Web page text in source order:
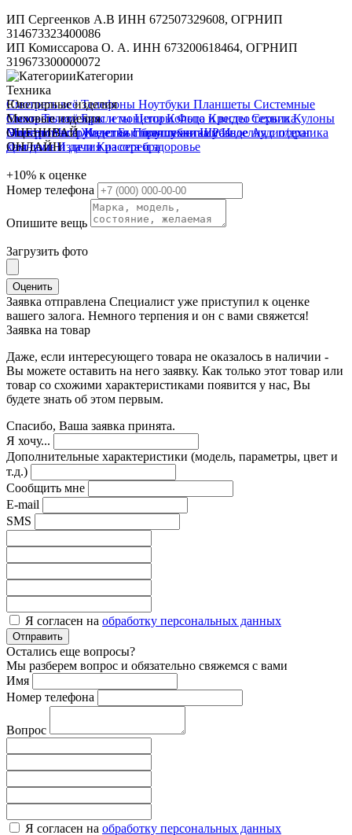
ИП Сергеенков А.В ИНН 672507329608, ОГРНИП
314673323400086
ИП Комиссарова О. А. ИНН 673200618464, ОГРНИП
319673300000072
Категории
Техника
Смотреть всёТелефоны Ноутбуки Планшеты Системные
блокиТелевизоры и мониторыФото и видео техника
ЭлектроинструментБытовая техникаРазноеАудиотехника
Для дома и дачиКрасота и здоровье
Ювелирные изделия
Смотреть всёБраслетыЦепиКольца КрестыСерьгиКулоны
МонетыЧасыИзделия с бриллиантамиИзделия с п/драг
камнямиИзделия из серебра
Меховые изделия
Смотреть всёЖилеткиПолушубкиШубы
ОЦЕНИВАЙ
ОНЛАЙН
+10% к оценке
Номер телефона
Опишите вещь
Загрузить фото
Оценить
Заявка отправлена Специалист уже приступил к оценке
вашего залога. Немного терпения и он с вами свяжется!
Заявка на товар
Даже, если интересующего товара не оказалось в наличии -
Вы можете оставить на него заявку. Как только этот товар или
товар со схожими характеристиками появится у нас, Вы
будете знать об этом первым.
Спасибо, Ваша заявка принята.
Я хочу...
Дополнительные характеристики (модель, параметры, цвет и
т.д.)
Сообщить мне
E-mail
SMS
Я согласен на обработку персональных данных
Отправить
Остались еще вопросы?
Мы разберем вопрос и обязательно свяжемся с вами
Имя
Номер телефона
Вопрос
Я согласен на обработку персональных данных